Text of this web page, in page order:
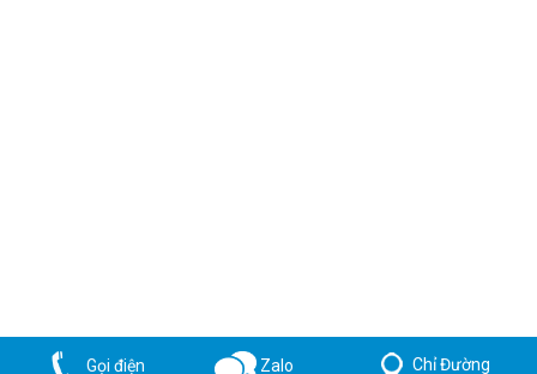
Gọi điện Zalo Chỉ Đường